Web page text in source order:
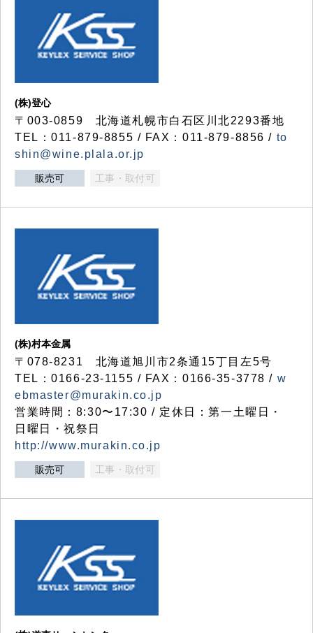
(株)登心
〒003-0859 北海道札幌市白石区川北2293番地
TEL：011-879-8855 / FAX：011-879-8856 / to
shin@wine.plala.or.jp
販売可 工事・取付可
(株)村本金属
〒078-8231 北海道旭川市2条通15丁目左5号
TEL：0166-23-1155 / FAX：0166-35-3778 / w
ebmaster@murakin.co.jp
営業時間：8:30〜17:30 / 定休日：第一土曜日・
日曜日・祝祭日
http://www.murakin.co.jp
販売可 工事・取付可